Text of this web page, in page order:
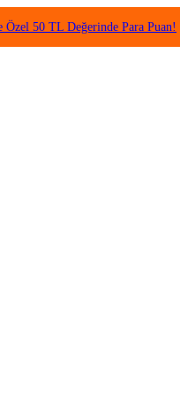
Değerinde Para Puan! •